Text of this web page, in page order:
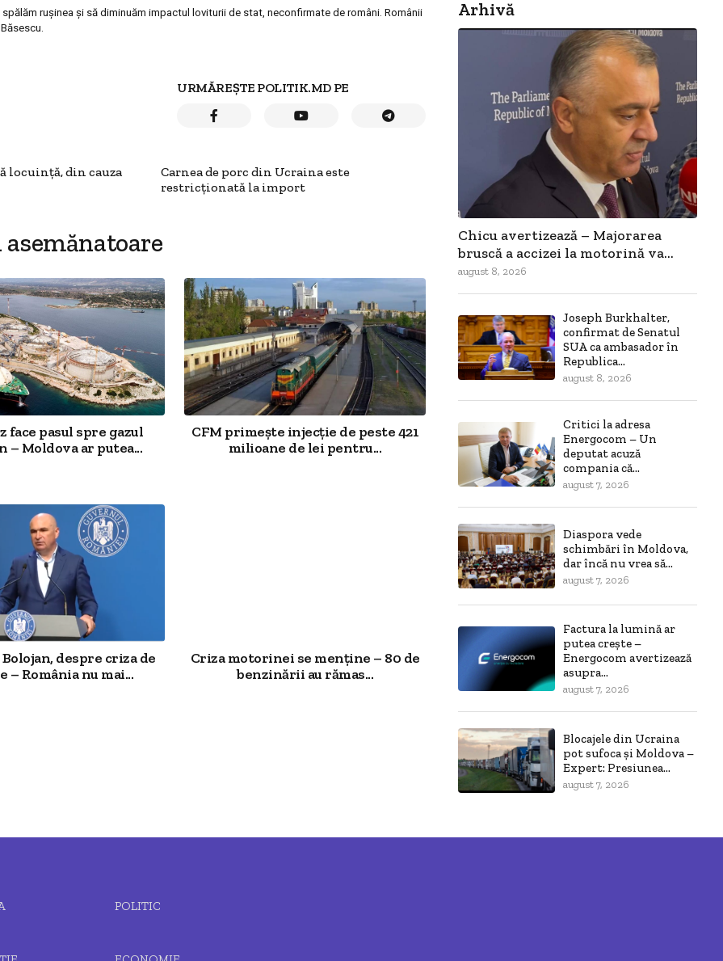
ruşinea şi să diminuăm impactul loviturii de stat, neconfirmate de români. Românii
URMĂREȘTE POLITIK.MD PE
locuinţă, din cauza
Carnea de porc din Ucraina este
restricţionată la import
asemănatoare
face pasul spre gazul
– Moldova ar putea...
CFM primește injecție de peste 421
milioane de lei pentru...
despre criza de
– România nu mai...
Criza motorinei se menține – 80 de
benzinării au rămas...
Arhivă
Chicu avertizează – Majorarea
bruscă a accizei la motorină va...
august 8, 2026
Joseph Burkhalter,
confirmat de Senatul
SUA ca ambasador în
Republica...
august 8, 2026
Critici la adresa
Energocom – Un
deputat acuză
compania că...
august 7, 2026
Diaspora vede
schimbări în Moldova,
dar încă nu vrea să...
august 7, 2026
Factura la lumină ar
putea crește –
Energocom avertizează
asupra...
august 7, 2026
Blocajele din Ucraina
pot sufoca și Moldova –
Expert: Presiunea...
august 7, 2026
POLITIC